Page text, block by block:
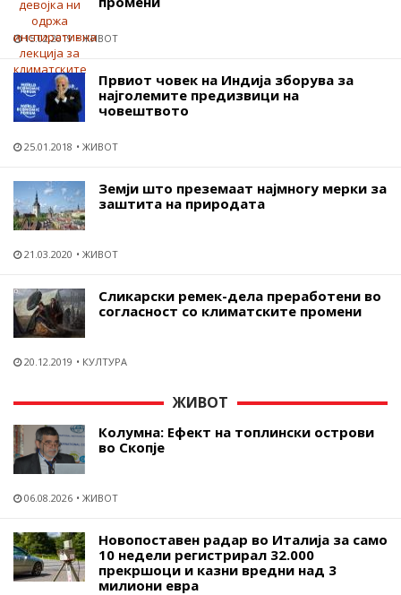
15.02.2019 ЖИВОТ
Првиот човек на Индија зборува за
најголемите предизвици на
човештвото
25.01.2018 ЖИВОТ
Земји што преземаат најмногу мерки за
заштита на природата
21.03.2020 ЖИВОТ
Сликарски ремек-дела преработени во
согласност со климатските промени
20.12.2019 КУЛТУРА
ЖИВОТ
Колумна: Ефект на топлински острови
во Скопје
06.08.2026 ЖИВОТ
Новопоставен радар во Италија за само
10 недели регистрирал 32.000
прекршоци и казни вредни над 3
милиони евра